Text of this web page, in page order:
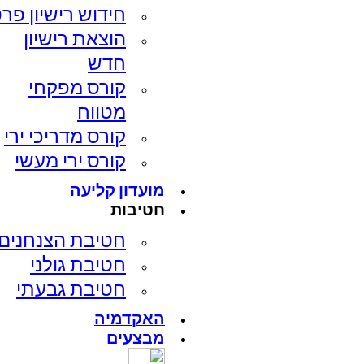
חידוש רישיון
הוצאת רישיון
חדש
קורס מפקחי
מטווח
קורס מדריכי ירי
קורס ירי מעשי
מועדון קליעה
חטיבות
חטיבת
חטיבת גולני
חטיבת גבעתי
האקדמיה
מבצעים